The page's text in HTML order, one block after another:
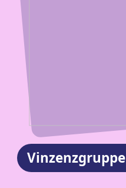
Vinzenzgruppe